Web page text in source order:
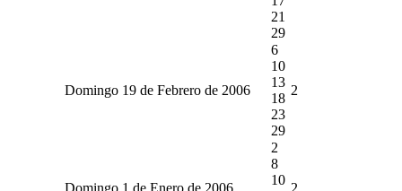
21
29
Domingo 19 de Febrero de 2006
6
10
13
18
23
29
2
Domingo 1 de Enero de 2006
2
8
10
2